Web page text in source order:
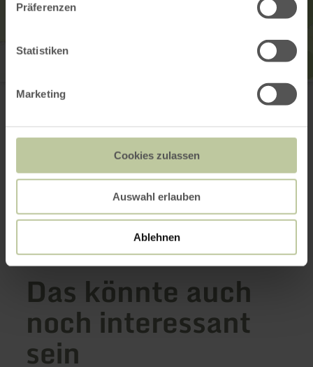
Präferenzen
Statistiken
Marketing
Cookies zulassen
Auswahl erlauben
Ablehnen
Lëtzebuerger Montgolfière Club A.s.b.l. Association
sans but lucratif.
54634 Bitburg-Erdorf
(0049) 6561 940156
Webseite
Das könnte auch
noch interessant
sein